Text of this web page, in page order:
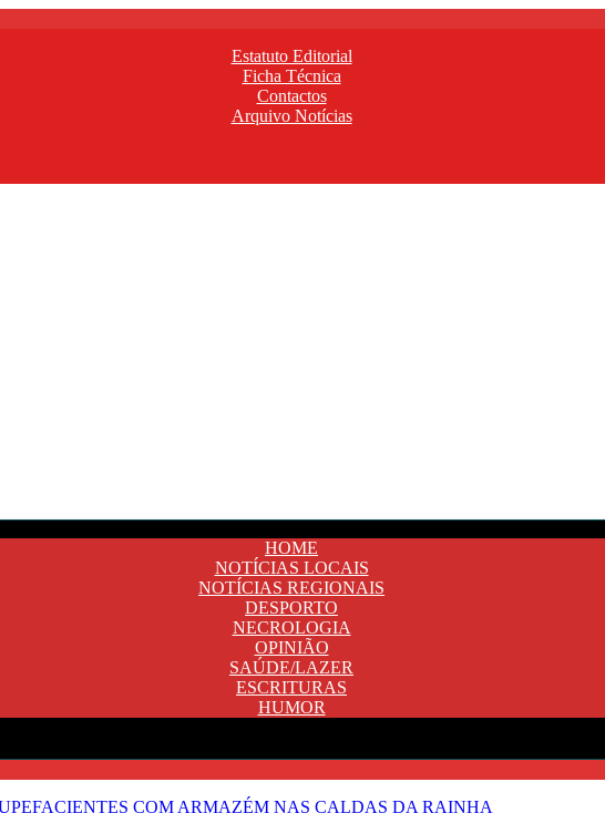
Estatuto Editorial
Ficha Técnica
Contactos
Arquivo Notícias
HOME
NOTÍCIAS LOCAIS
NOTÍCIAS REGIONAIS
DESPORTO
NECROLOGIA
OPINIÃO
SAÚDE/LAZER
ESCRITURAS
HUMOR
COM ARMAZÉM NAS CALDAS DA RAINHA